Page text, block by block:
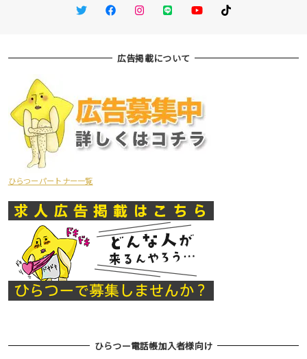
TwitterFacebookInstagram
LINE You TubeTikTok
広告掲載について
ひらつーパートナー一覧
ひらつー電話帳加入者様向け